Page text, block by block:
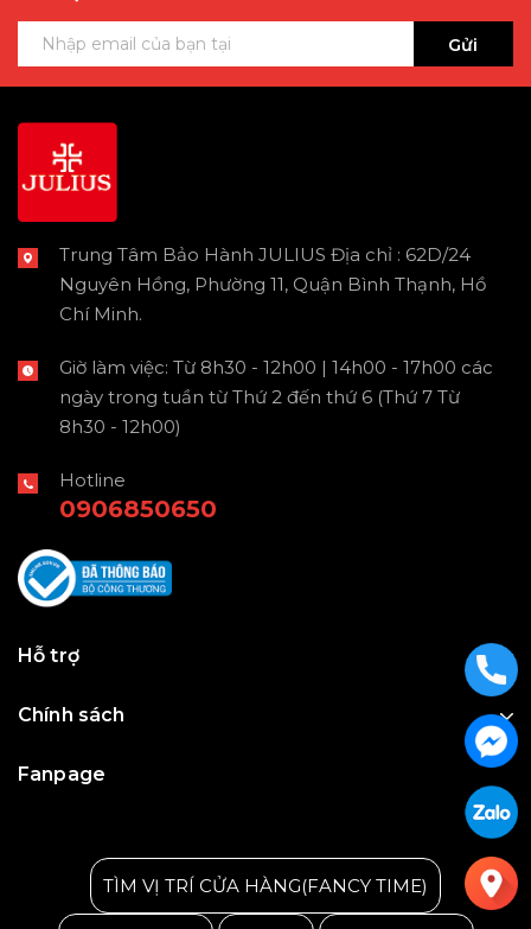
Gửi
Trung Tâm Bảo Hành JULIUS Địa chỉ : 62D/24
Nguyên Hồng, Phường 11, Quận Bình Thạnh, Hồ
Chí Minh.
Giờ làm việc: Từ 8h30 - 12h00 | 14h00 - 17h00 các
ngày trong tuần từ Thứ 2 đến thứ 6 (Thứ 7 Từ
8h30 - 12h00)
Hotline
0906850650
Hỗ trợ
Chính sách
Fanpage
TÌM VỊ TRÍ CỬA HÀNG(FANCY TIME)